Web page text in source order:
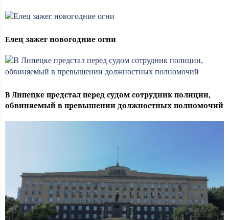
Елец зажег новогодние огни
В Липецке предстал перед судом сотрудник полиции,
обвиняемый в превышении должностных полномочий